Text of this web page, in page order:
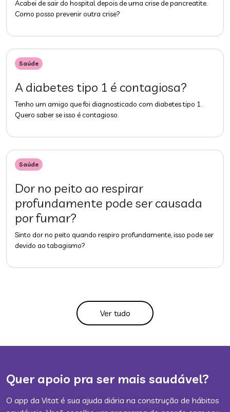
Acabei de sair do hospital depois de uma crise de pancreatite.
Como posso prevenir outra crise?
Saúde
A diabetes tipo 1 é contagiosa?
Tenho um amigo que foi diagnosticado com diabetes tipo 1.
Quero saber se isso é contagioso.
Saúde
Dor no peito ao respirar
profundamente pode ser causada
por fumar?
Sinto dor no peito quando respiro profundamente, isso pode ser
devido ao tabagismo?
Ver tudo
Quer apoio pra ser mais saudável?
O app da Vitat é sua ajuda diária na construção de hábitos